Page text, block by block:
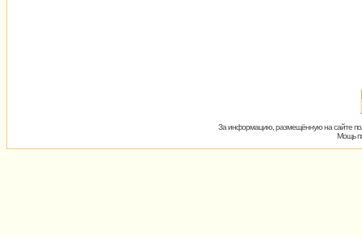
За информацию, размещённую на сайте
Мощь